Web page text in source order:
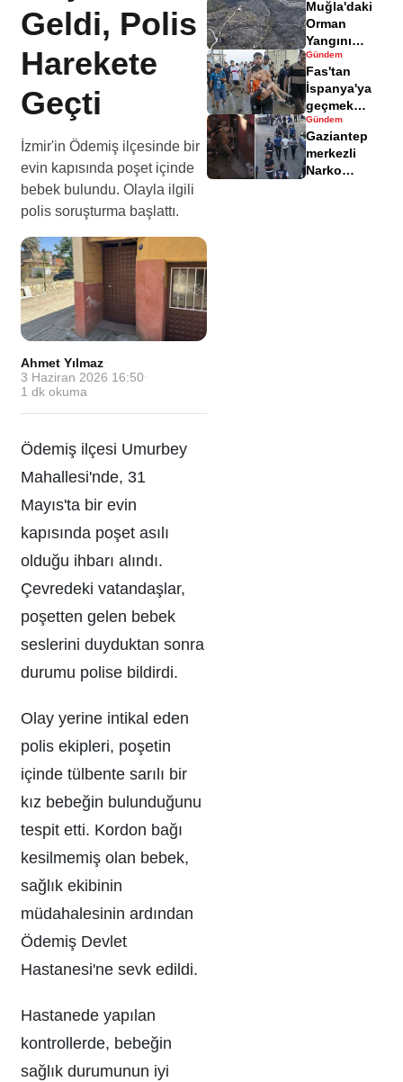
Geldi, Polis
Harekete
Geçti
İzmir'in Ödemiş ilçesinde bir
evin kapısında poşet içinde
bebek bulundu. Olayla ilgili
polis soruşturma başlattı.
Ahmet Yılmaz·
3 Haziran 2026 16:50 ·
1 dk okuma
Ödemiş ilçesi Umurbey
Mahallesi'nde, 31
Mayıs'ta bir evin
kapısında poşet asılı
olduğu ihbarı alındı.
Çevredeki vatandaşlar,
poşetten gelen bebek
seslerini duyduktan sonra
durumu polise bildirdi.
Olay yerine intikal eden
polis ekipleri, poşetin
içinde tülbente sarılı bir
kız bebeğin bulunduğunu
tespit etti. Kordon bağı
kesilmemiş olan bebek,
sağlık ekibinin
müdahalesinin ardından
Ödemiş Devlet
Hastanesi'ne sevk edildi.
Hastanede yapılan
kontrollerde, bebeğin
sağlık durumunun iyi
yaralandı
Muğla'daki
Orman
Yangını
Sonrası
Zarar Gören
Alanlar
Havadisinde
Gündem
Fas'tan
İspanya'ya
geçmek
isteyen
göçmenler
geri döndü
Gündem
Gaziantep
merkezli
Narko